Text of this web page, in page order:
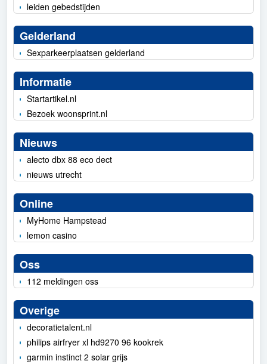
leiden gebedstijden
Gelderland
Sexparkeerplaatsen gelderland
Informatie
Startartikel.nl
Bezoek woonsprint.nl
Nieuws
alecto dbx 88 eco dect
nieuws utrecht
Online
MyHome Hampstead
lemon casino
Oss
112 meldingen oss
Overige
decoratietalent.nl
philips airfryer xl hd9270 96 kookrek
garmin instinct 2 solar grijs